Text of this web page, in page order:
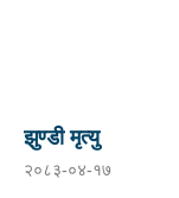
झुण्डी मृत्यु
२०८३-०४-१७